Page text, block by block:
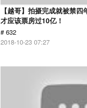
【越哥】拍摄完成就被禁
才应该票房过10亿！
# 632
2018-10-23 07:27